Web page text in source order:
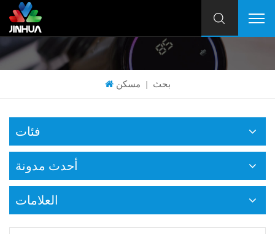
مسكن | بحث
فئات
أحدث مدونة
العلامات